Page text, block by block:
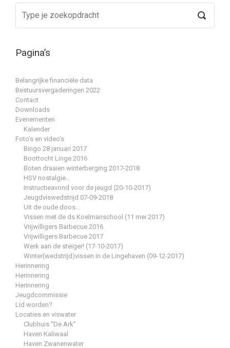
Pagina’s
Belangrijke financiële data
Bestuursvergaderingen 2022
Contact
Downloads
Evenementen
Kalender
Foto’s en video’s
Bingo 28 januari 2017
Boottocht Linge 2016
Boten draaien winterberging 2017-2018
HSV nostalgie…
Instructieavond voor de jeugd (20-10-2017)
Jeugdviswedstrijd 07-09-2018
Uit de oude doos…
Vissen met de ds Koelmanschool (11 mei 2017)
Vrijwilligers Barbecue 2016
Vrijwilligers Barbecue 2017
Werk aan de steiger! (17-10-2017)
Winter(wedstrijd)vissen in de Lingehaven (09-12-2017)
Herinnering
Herinnering
Herinnering
Jeugdcommissie
Lid worden?
Locaties en viswater
Clubhuis “De Ark”
Haven Kaliwaal
Haven Zwanenwater